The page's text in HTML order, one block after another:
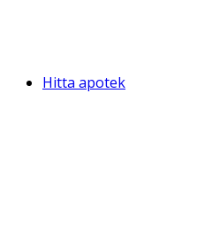
Hitta apotek